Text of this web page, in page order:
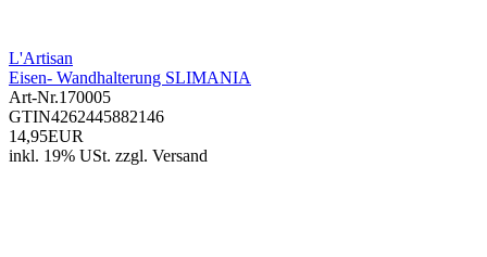
L'Artisan
Eisen- Wandhalterung SLIMANIA
Art-Nr.170005
GTIN4262445882146
14,95EUR
inkl. 19% USt. zzgl. Versand